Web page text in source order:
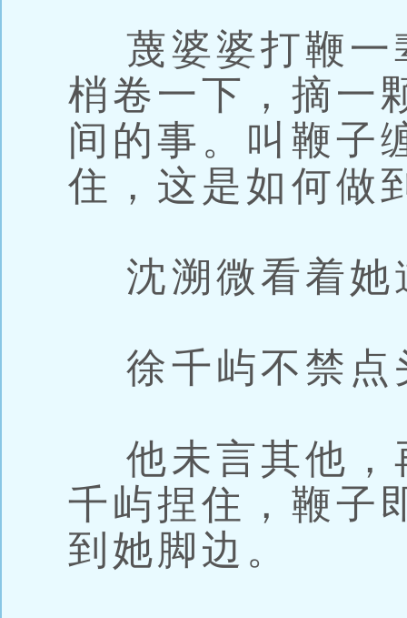
蔑婆婆打鞭一
梢卷一下，摘一
间的事。叫鞭子
住，这是如何做
沈溯微看着她
徐千屿不禁点
他未言其他，
千屿捏住，鞭子
到她脚边。